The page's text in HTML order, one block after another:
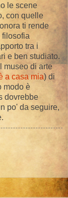
le scene
con quelle
ti rende
filosofia
tra i
e ben studiato.
museo di arte
a casa mia) di
modo è
dovrebbe
po' da seguire,